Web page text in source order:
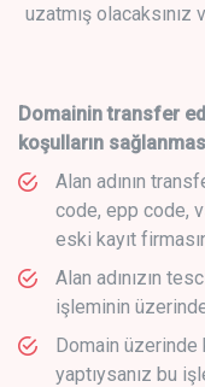
uzatmış
Domainin transfer
koşulların
Alan adının
code, epp code,
eski kayıt
Alan adınızın
işleminin
Domain
yaptıysanız bu